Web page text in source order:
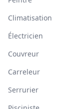
Climatisation
Électricien
Couvreur
Carreleur
Serrurier